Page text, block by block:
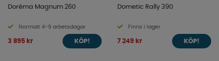
Doréma Magnum 260
Normalt 4-9 arbetsdagar
3 895 kr KÖP!
Dometic Rally 390
Finns i lager
7 249 kr KÖP!